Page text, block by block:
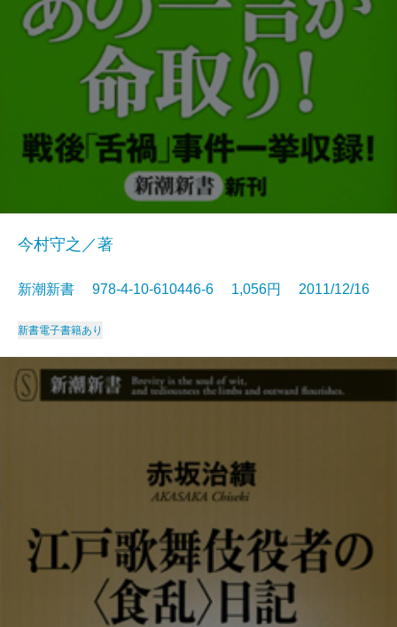
今村守之／著
新潮新書 978-4-10-610446-6 1,056円 2011/12/16
新書電子書籍あり